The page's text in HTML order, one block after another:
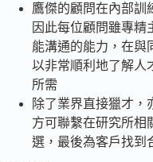
鷹傑的顧問在內部訓
因此每位顧問雖專精
能溝通的能力，在與
以非常順利地了解人
所需
除了業界直接獵才，
方可聯繫在研究所相
選，最後為客戶找到